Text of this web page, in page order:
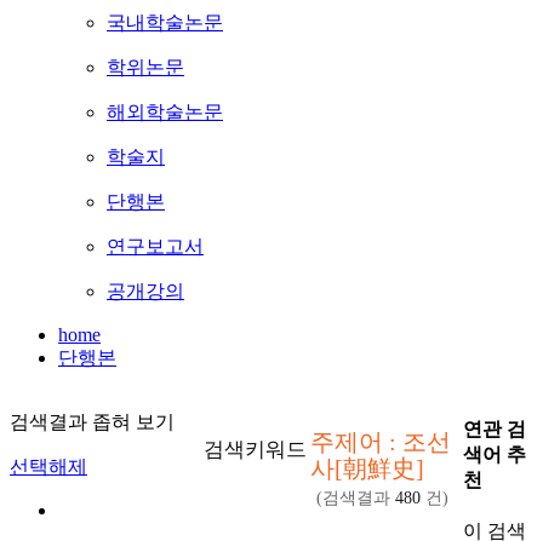
국내학술논문
학위논문
해외학술논문
학술지
단행본
연구보고서
공개강의
home
단행본
검색결과 좁혀 보기
선택해제
검색키워드 주제어 : 조선
사[朝鮮史]
(검색결과 480 건)
연관 검
색어 추
천
이 검색